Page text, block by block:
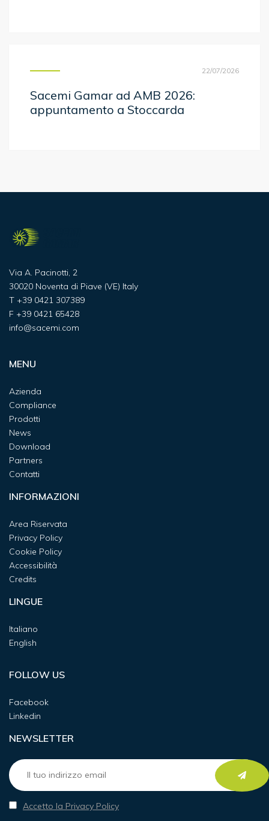
22/07/2026
Sacemi Gamar ad AMB 2026:
appuntamento a Stoccarda
Via A. Pacinotti, 2
30020 Noventa di Piave (VE) Italy
T +39 0421 307389
F +39 0421 65428
info@sacemi.com
MENU
Azienda
Compliance
Prodotti
News
Download
Partners
Contatti
INFORMAZIONI
Area Riservata
Privacy Policy
Cookie Policy
Accessibilità
Credits
LINGUE
Italiano
English
FOLLOW US
Facebook
Linkedin
NEWSLETTER
Accetto la Privacy Policy